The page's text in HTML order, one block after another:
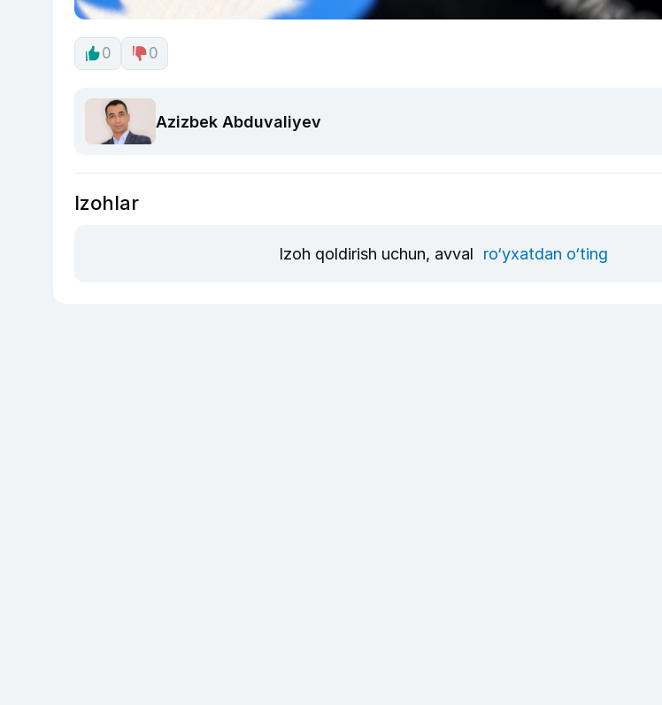
0 0
Azizbek Abduvaliyev
Izohlar
Izoh qoldirish uchun, avval ro‘yxatdan o‘ting